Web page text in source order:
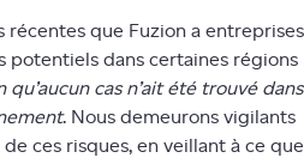
récentes que Fuzion a entreprises
dans certaines régions
qu’aucun cas n’ait été trouvé dans
. Nous demeurons vigilants
ces risques, en veillant à ce que